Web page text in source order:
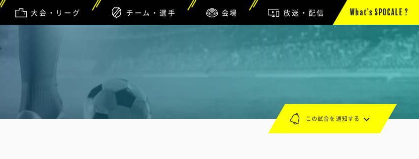
大会・リーグ チーム・選手 会場 放送・配信 What’s SPOCALE ?
この試合を通知する